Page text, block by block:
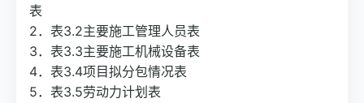
表
2．表3.2主要施工管理人员表
3．表3.3主要施工机械设备表
4．表3.4项目拟分包情况表
5．表3.5劳动力计划表